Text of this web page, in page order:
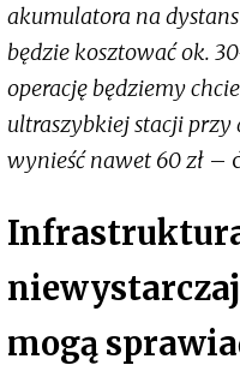
akumulatora na
będzie kosztować ok.
operację będziemy
ultraszybkiej stacji przy
wynieść nawet 60 zł –
mogą